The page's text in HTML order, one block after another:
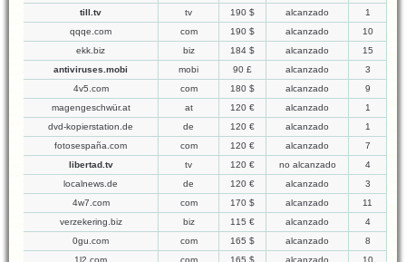
till.tv
tv 190 $ alcanzado
1
qqqe.com
com 190 $ alcanzado
10
ekk.biz
biz 184 $ alcanzado
15
antiviruses.mobi
mobi 90 £ alcanzado
3
4v5.com
com 180 $ alcanzado
9
magengeschwür.at
at 120 € alcanzado
1
dvd-kopierstation.de
de 120 € alcanzado
1
fotosespaña.com
com 120 € alcanzado
7
libertad.tv
tv 120 € no alcanzado
4
localnews.de
de 120 € alcanzado
3
4w7.com
com 170 $ alcanzado
11
verzekering.biz
biz 115 € alcanzado
4
0gu.com
com 165 $ alcanzado
8
1l2.com
com 165 $ alcanzado
10